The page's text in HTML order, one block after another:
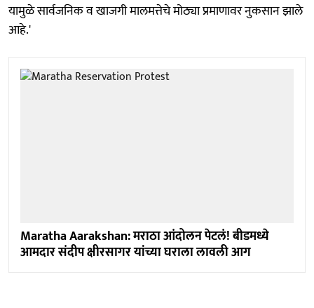
यामुळे सार्वजनिक व खाजगी मालमत्तेचे मोठ्या प्रमाणावर नुकसान झाले
आहे.'
Maratha Aarakshan: मराठा आंदोलन पेटलं! बीडमध्ये
आमदार संदीप क्षीरसागर यांच्या घराला लावली आग